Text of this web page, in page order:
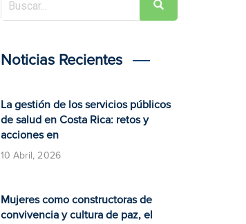
Noticias Recientes
La gestión de los servicios públicos
de salud en Costa Rica: retos y
acciones en
10 Abril, 2026
Mujeres como constructoras de
convivencia y cultura de paz, el